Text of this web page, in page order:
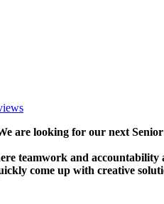
are looking for our next
teamwork and accountability
come up with creative